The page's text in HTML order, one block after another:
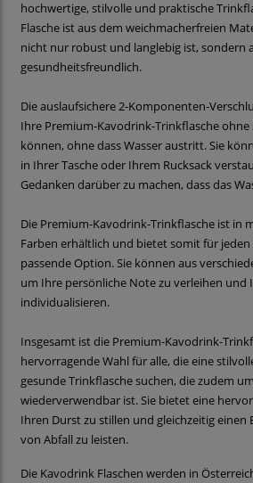
hochwertige, stilvolle und praktische
Flasche ist aus dem weichmacherfreien
nicht nur robust und langlebig ist, sondern
gesundheitsfreundlich.
Die auslaufsichere 2-Komponenten-
Ihre Premium-Kavodrink-Trinkflasche
können, ohne dass Wasser austritt. Sie
in Ihrer Tasche oder Ihrem Rucksack
Gedanken darüber zu machen, dass das
Die Premium-Kavodrink-Trinkflasche ist in
Farben erhältlich und bietet somit für jeden
passende Option. Sie können aus
um Ihre persönliche Note zu verleihen und
individualisieren.
Insgesamt ist die Premium-Kavodrink-
hervorragende Wahl für alle, die eine
gesunde Trinkflasche suchen, die zudem
wiederverwendbar ist. Sie bietet eine
Ihren Durst zu stillen und gleichzeitig einen
von Abfall zu leisten.
Die Kavodrink Flaschen werden in